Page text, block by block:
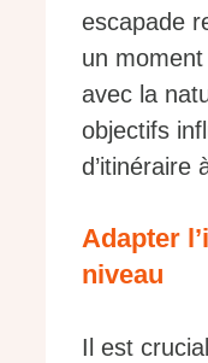
escapade
un
avec la
objectifs
d’itinéraire
Adapter
niveau
Il est